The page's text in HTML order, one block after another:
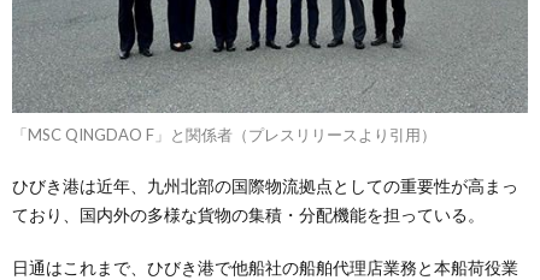
「MSC QINGDAO F」と関係者（プレスリリースより引用）
ひびき港は近年、九州北部の国際物流拠点としての重要性が高まっ
ており、国内外の多様な貨物の集積・分配機能を担っている。
日通はこれまで、ひびき港で他船社の船舶代理店業務と本船荷役業